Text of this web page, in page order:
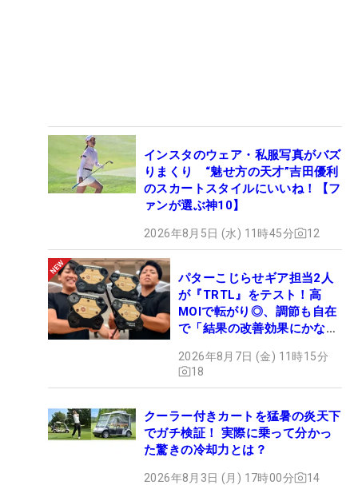
インスタのウェア・私服写真がバズ
りまくり “魅せ方の天才”吉田優利
のスカートスタイルにいいね！【フ
ァンが選ぶ神10】
2026年8月5日 (水) 11時45分 12
パターこじらせギア担当2人
が『TRTL』をテスト！高
MOIで転がり◎、調節も自在
で「結果の改善効果にかなり
2026年8月7日 (金) 11時15分
18
クーラー付きカートを猛暑の炎天下
でガチ検証！ 実際に乗って分かっ
た驚きの冷却力とは？
2026年8月3日 (月) 17時00分 14